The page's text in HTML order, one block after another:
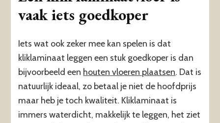
vaak iets goedkoper
Iets wat ook zeker mee kan spelen is dat
kliklaminaat leggen een stuk goedkoper is dan
bijvoorbeeld een houten vloeren plaatsen. Dat is
natuurlijk ideaal, zo betaal je niet de hoofdprijs
maar heb je toch kwaliteit. Kliklaminaat is
immers waterdicht, makkelijk te leggen, het ziet